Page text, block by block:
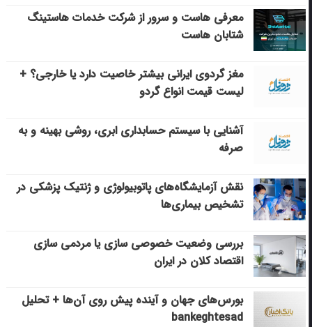
معرفی هاست و سرور از شرکت خدمات هاستینگ
شتابان هاست
مغز گردوی ایرانی بیشتر خاصیت دارد یا خارجی؟ +
لیست قیمت انواع گردو
آشنایی با سیستم حسابداری ابری، روشی بهینه و به
صرفه
نقش آزمایشگاه‌های پاتوبیولوژی و ژنتیک پزشکی در
تشخیص بیماری‌ها
بررسی وضعیت خصوصی سازی یا مردمی سازی
اقتصاد کلان در ایران
بورس‌های جهان و آینده پیش روی آن‌ها + تحلیل
bankeghtesad